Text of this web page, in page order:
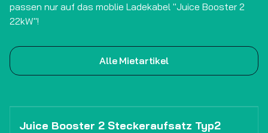
passen nur auf das moblie Ladekabel "Juice Booster 2
22kW"!
Alle Mietartikel
Juice Booster 2 Steckeraufsatz Typ2